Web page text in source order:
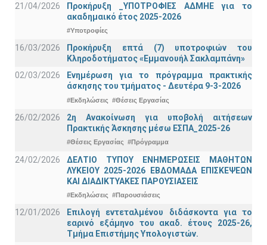
21/04/2026
Προκήρυξη _ΥΠΟΤΡΟΦΙΕΣ ΑΔΜΗΕ για το
ακαδημαικό έτος 2025-2026
#Υποτροφίες
16/03/2026
Προκήρυξη επτά (7) υποτροφιών του
Κληροδοτήματος «Εμμανουήλ Σακλαμπάνη»
02/03/2026
Ενημέρωση για το πρόγραμμα πρακτικής
άσκησης του τμήματος - Δευτέρα 9-3-2026
#Εκδηλώσεις #Θέσεις Εργασίας
26/02/2026
2η Ανακοίνωση για υποβολή αιτήσεων
Πρακτικής Άσκησης μέσω ΕΣΠΑ_2025-26
#Θέσεις Εργασίας #Πρόγραμμα
24/02/2026
ΔΕΛΤΙΟ ΤΥΠΟΥ ΕΝΗΜΕΡΩΣΕΙΣ ΜΑΘΗΤΩΝ
ΛΥΚΕΙΟΥ 2025-2026 ΕΒΔΟΜΑΔΑ ΕΠΙΣΚΕΨΕΩΝ
ΚΑΙ ΔΙΑΔΙΚΤΥΑΚΕΣ ΠΑΡΟΥΣΙΑΣΕΙΣ
#Εκδηλώσεις #Παρουσιάσεις
12/01/2026
Επιλογή εντεταλμένου διδάσκοντα για το
εαρινό εξάμηνο του ακαδ. έτους 2025-26,
Τμήμα Επιστήμης Υπολογιστών.